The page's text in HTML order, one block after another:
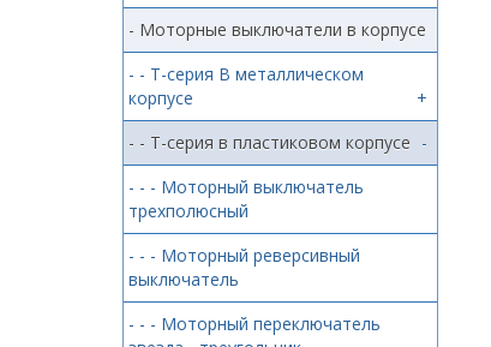
- Моторные выключатели в корпусе
-
- - T-серия В металлическом
корпусе
+
- - T-серия в пластиковом корпусе -
- - - Моторный выключатель
трехполюсный
- - - Моторный реверсивный
выключатель
- - - Моторный переключатель